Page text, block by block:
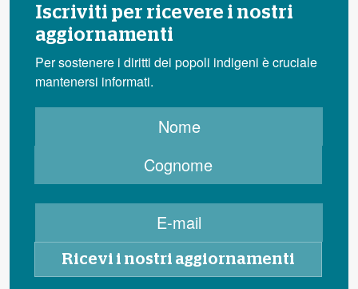
Iscriviti per ricevere i nostri
aggiornamenti
Per sostenere i diritti dei popoli indigeni è cruciale
mantenersi informati.